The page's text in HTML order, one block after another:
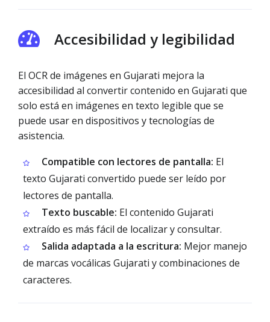
Accesibilidad y legibilidad
El OCR de imágenes en Gujarati mejora la
accesibilidad al convertir contenido en Gujarati que
solo está en imágenes en texto legible que se
puede usar en dispositivos y tecnologías de
asistencia.
Compatible con lectores de pantalla: El
texto Gujarati convertido puede ser leído por
lectores de pantalla.
Texto buscable: El contenido Gujarati
extraído es más fácil de localizar y consultar.
Salida adaptada a la escritura: Mejor manejo
de marcas vocálicas Gujarati y combinaciones de
caracteres.